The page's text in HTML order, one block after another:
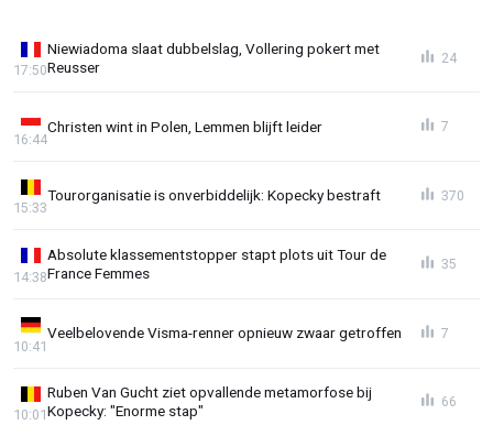
Niewiadoma slaat dubbelslag, Vollering pokert met
Reusser
17:50
24
Christen wint in Polen, Lemmen blijft leider
16:44
7
Tourorganisatie is onverbiddelijk: Kopecky bestraft
15:33
370
Absolute klassementstopper stapt plots uit Tour de
France Femmes
14:38
35
Veelbelovende Visma-renner opnieuw zwaar getroffen
10:41
7
Ruben Van Gucht ziet opvallende metamorfose bij
Kopecky: "Enorme stap"
10:01
66